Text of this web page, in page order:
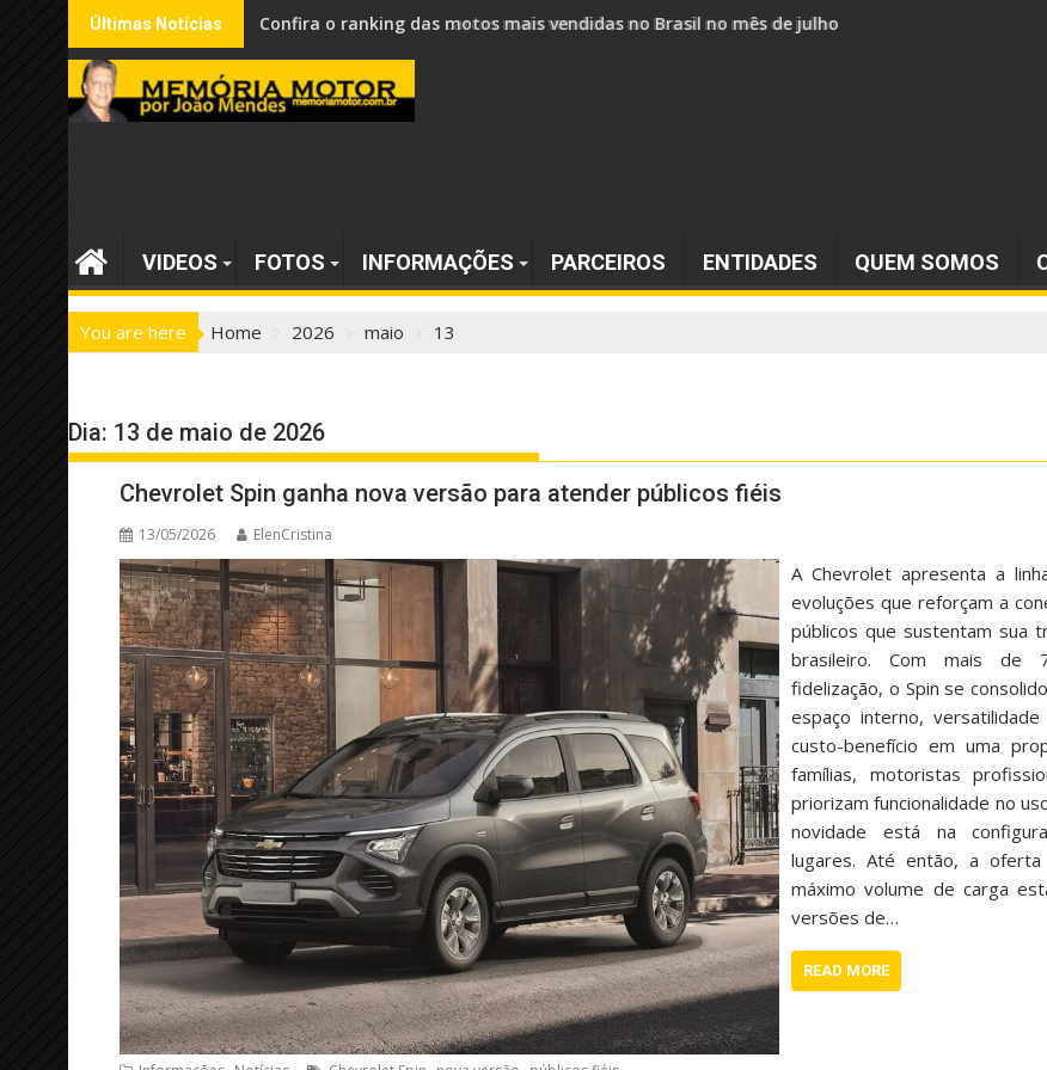
Skip
to
content
Últimas Notícias Confira o ranking dos carros mais vendidos no Brasil no mês de julho
VIDEOS FOTOS INFORMAÇÕES PARCEIROS ENTIDADES QUEM SOMOS
You are here Home 2026 maio 13
Dia: 13 de maio de 2026
Chevrolet Spin ganha nova versão para atender públicos fiéis
13/05/2026 ElenCristina
A Chevrolet apresenta a
evoluções que reforçam a
públicos que sustentam sua
brasileiro. Com mais de
fidelização, o Spin se
espaço interno,
custo-benefício em uma
famílias, motoristas
priorizam funcionalidade no
novidade está na
lugares. Até então, a
máximo volume de carga
versões de…
READ MORE